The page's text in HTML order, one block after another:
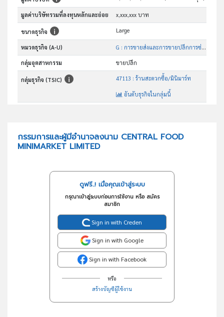
มูลค่าบริษัทรวมที่ลงทุนหลักและย่อย x,xxx,xxx บาท
ขนาดธุรกิจ Large
หมวดธุรกิจ (A-U) G : การขายส่งและการขายปลีกการซ่อมยานยนต์และ จักรยานยนต์
กลุ่มอุตสาหกรรม ขายปลีก
กลุ่มธุรกิจ (TSIC) 47113 : ร้านสะดวกซื้อ/มินิมาร์ท
อันดับธุรกิจในกลุ่มนี้
กรรมการและผู้มีอำนาจลงนาม CENTRAL FOOD
MINIMARKET LIMITED
ดูฟรี..! เมื่อคุณเข้าสู่ระบบ
กรุณาเข้าสู่ระบบก่อนการใช้งาน หรือ สมัคร
สมาชิก
Sign in with Creden
Sign in with Google
Sign in with Facebook
หรือ
สร้างบัญชีผู้ใช้งาน